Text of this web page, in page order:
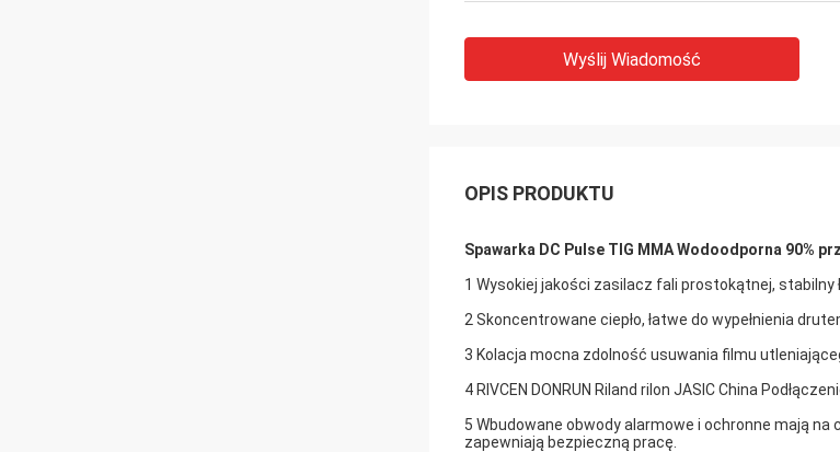
Wyślij Wiadomość
OPIS PRODUKTU
Spawarka DC Pulse TIG MMA Wodoodporna 90%
1 Wysokiej jakości zasilacz fali prostokątnej, stabilny
2 Skoncentrowane ciepło, łatwe do wypełnienia
3 Kolacja mocna zdolność usuwania filmu
4 RIVCEN DONRUN Riland rilon JASIC China
5 Wbudowane obwody alarmowe i ochronne mają
zapewniają bezpieczną pracę.